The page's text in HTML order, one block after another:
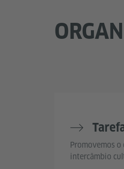
Promovemos
intercâmbio